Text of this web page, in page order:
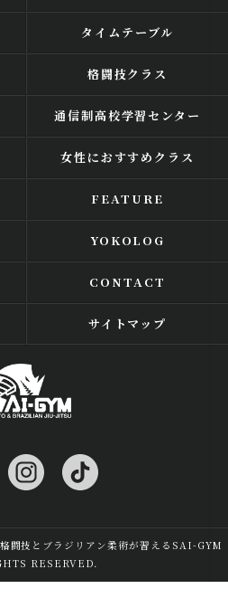
タイムテーブル
格闘技クラス
通信制高校学習センター
女性におすすめクラス
FEATURE
YOKOLOG
CONTACT
サイトマップ
闘技とブラジリアン柔術が習えるSAI-GYM
RESERVED.